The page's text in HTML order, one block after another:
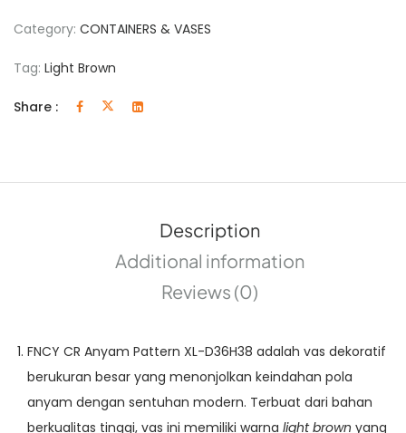
Category: CONTAINERS & VASES
Tag: Light Brown
Share :
Description
Additional information
Reviews (0)
FNCY CR Anyam Pattern XL-D36H38 adalah vas dekoratif
berukuran besar yang menonjolkan keindahan pola
anyam dengan sentuhan modern. Terbuat dari bahan
berkualitas tinggi, vas ini memiliki warna light brown yang